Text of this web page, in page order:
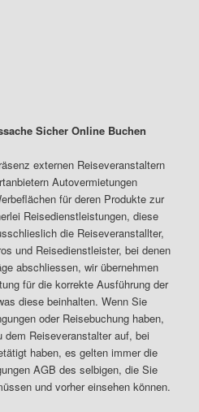
Sicher Online Buchen
externen Reiseveranstaltern
Autovermietungen
für deren Produkte zur
Reisedienstleistungen, diese
die Reiseveranstallter,
und Reisedienstleister, bei denen
abschliessen, wir übernehmen
für die korrekte Ausführung der
diese beinhalten. Wenn Sie
oder Reisebuchung haben,
Reiseveranstalter auf, bei
haben, es gelten immer die
AGB des selbigen, die Sie
und vorher einsehen können.